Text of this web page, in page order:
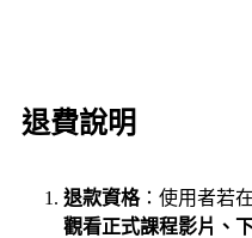
退費說明
退款資格：使用者若
觀看正式課程影片、